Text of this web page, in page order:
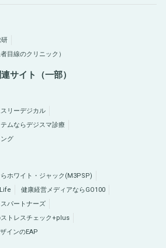
目線のクリニック）
サイト（一部）
リーデジカル
ムならデジスマ診療
グ
ホワイト・ジャック(M3PSP)
健康経営メディアならGO100
パートナーズ
トレスチェック+plus
インのEAP